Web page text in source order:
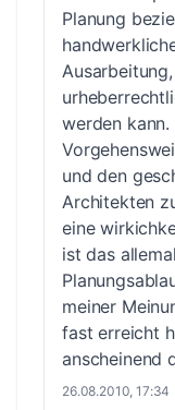
Planung
werden
und den
Architekten
eine
ist das
meiner
fast erreicht
anscheinend
26.08.2010, 17:34